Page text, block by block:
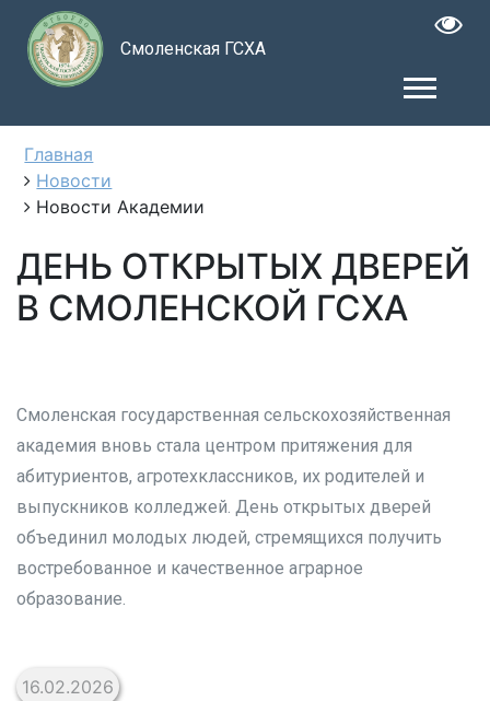
Смоленская ГСХА
Главная
Новости
Новости Академии
ДЕНЬ ОТКРЫТЫХ ДВЕРЕЙ
В СМОЛЕНСКОЙ ГСХА
Смоленская государственная сельскохозяйственная
академия вновь стала центром притяжения для
абитуриентов, агротехклассников, их родителей и
выпускников колледжей. День открытых дверей
объединил молодых людей, стремящихся получить
востребованное и качественное аграрное
образование.
16.02.2026